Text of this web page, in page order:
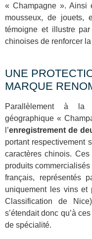
« Champagne ». Ainsi
mousseux, de jouets,
témoigne et illustre
chinoises de renforcer
UNE
MARQUE
Parallèlement à la
géographique «
l’enregistrement de
portant respectivement
caractères chinois. Ces
produits
français, représentés
uniquement les vins et
Classification de
s’étendait donc qu’à
de spécialité.